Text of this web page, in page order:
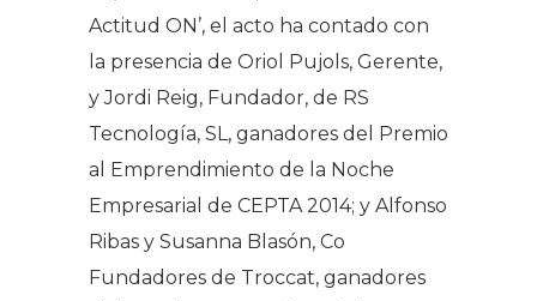
Actitud ON’, el acto ha contado con
la presencia de Oriol Pujols, Gerente,
y Jordi Reig, Fundador, de RS
Tecnología, SL, ganadores del Premio
al Emprendimiento de la Noche
Empresarial de CEPTA 2014; y Alfonso
Ribas y Susanna Blasón, Co
Fundadores de Troccat, ganadores